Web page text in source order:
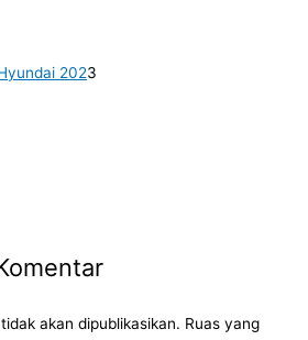
2023
akan dipublikasikan. Ruas yang